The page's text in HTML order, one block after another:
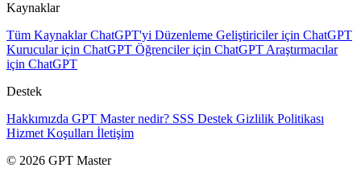
Kaynaklar
Tüm KaynaklarChatGPT'yi Düzenleme Geliştiriciler için ChatGPT
Kurucular için ChatGPT Öğrenciler için ChatGPT Araştırmacılar
için ChatGPT
Destek
Hakkımızda GPT Master nedir? SSS Destek Gizlilik Politikası
Hizmet Koşulları İletişim
© 2026 GPT Master